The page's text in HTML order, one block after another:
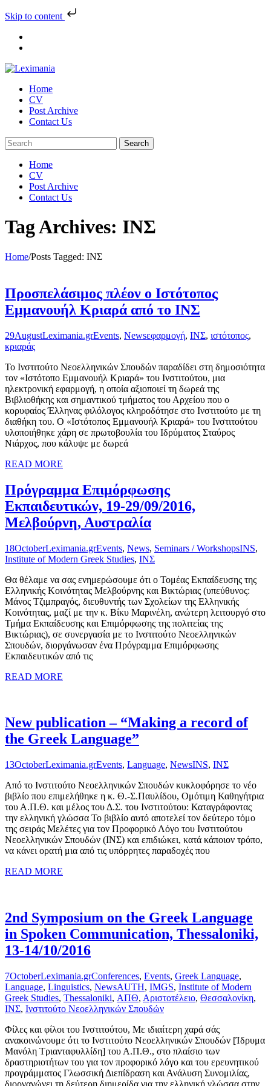
Skip to content
Skip
Home
CV
Post Archive
Contact Us
Home
CV
Post Archive
Contact Us
Tag Archives: ΙΝΣ
Home/Posts Tagged: ΙΝΣ
Προσπελάσιμος πλέον ο Ιστότοπος
Εμμανουήλ Κριαρά από το ΙΝΣ
29AugustLeximania.grEvents, Newsεφαρμογή, ΙΝΣ, ιστότοπος,
κριαράς
Το Ινστιτούτο Νεοελληνικών Σπουδών παραδίδει στη δημοσιότητα
τον «Ιστότοπο Εμμανουήλ Κριαρά» του Ινστιτούτου, μια
ηλεκτρονική εφαρμογή, η οποία αξιοποιεί τη δωρεά της
Βιβλιοθήκης και σημαντικού τμήματος του Αρχείου που ο
κορυφαίος Έλληνας φιλόλογος κληροδότησε στο Ινστιτούτο με τη
διαθήκη του. Ο «Ιστότοπος Εμμανουήλ Κριαρά» του Ινστιτούτου
υλοποιήθηκε χάρη σε πρωτοβουλία του Ιδρύματος Σταύρος
Νιάρχος, που κάλυψε με δωρεά
READ MORE
Πρόγραμμα Επιμόρφωσης
Εκπαιδευτικών, 19-29/09/2016,
Μελβούρνη, Αυστραλία
18OctoberLeximania.grEvents, News, Seminars / WorkshopsINS,
Institute of Modern Greek Studies, ΙΝΣ
Θα θέλαμε να σας ενημερώσουμε ότι ο Τομέας Εκπαίδευσης της
Ελληνικής Κοινότητας Μελβούρνης και Βικτώριας (υπεύθυνος:
Μάνος Τζιμπραγός, διευθυντής των Σχολείων της Ελληνικής
Κοινότητας, μαζί με την κ. Βίκυ Μαρινέλη, ανώτερη λειτουργό στο
Τμήμα Εκπαίδευσης και Επιμόρφωσης της πολιτείας της
Βικτώριας), σε συνεργασία με το Ινστιτούτο Νεοελληνικών
Σπουδών, διοργάνωσαν ένα Πρόγραμμα Επιμόρφωσης
Εκπαιδευτικών από τις
READ MORE
New publication – “Making a record of
the Greek Language”
13OctoberLeximania.grEvents, Language, NewsINS, ΙΝΣ
Από το Ινστιτούτο Νεοελληνικών Σπουδών κυκλοφόρησε το νέο
βιβλίο που επιμελήθηκε η κ. Θ.-Σ.Παυλίδου, Ομότιμη Καθηγήτρια
του Α.Π.Θ. και μέλος του Δ.Σ. του Ινστιτούτου: Καταγράφοντας
την ελληνική γλώσσα Το βιβλίο αυτό αποτελεί τον δεύτερο τόμο
της σειράς Μελέτες για τον Προφορικό Λόγο του Ινστιτούτου
Νεοελληνικών Σπουδών (ΙΝΣ) και επιδιώκει, κατά κάποιον τρόπο,
να κάνει ορατή μια από τις υπόρρητες παραδοχές που
READ MORE
2nd Symposium on the Greek Language
in Spoken Communication, Thessaloniki,
13-14/10/2016
7OctoberLeximania.grConferences, Events, Greek Language,
Language, Linguistics, NewsAUTH, IMGS, Institute of Modern
Greek Studies, Thessaloniki, ΑΠΘ, Αριστοτέλειο, Θεσσαλονίκη,
ΙΝΣ, Ινστιτούτο Νεοελληνικών Σπουδών
Φίλες και φίλοι του Ινστιτούτου, Με ιδιαίτερη χαρά σάς
ανακοινώνουμε ότι το Ινστιτούτο Νεοελληνικών Σπουδών [Ίδρυμα
Μανόλη Τριανταφυλλίδη] του Α.Π.Θ., στο πλαίσιο των
δραστηριοτήτων του για τον προφορικό λόγο και του ερευνητικού
προγράμματος Γλωσσική Διεπίδραση και Ανάλυση Συνομιλίας,